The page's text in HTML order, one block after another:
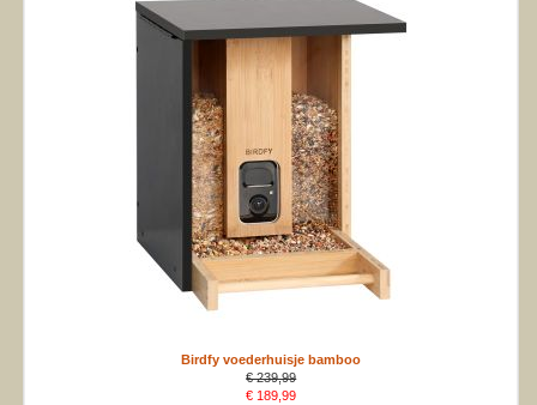
Birdfy voederhuisje bamboo
€ 239,99
€ 189,99